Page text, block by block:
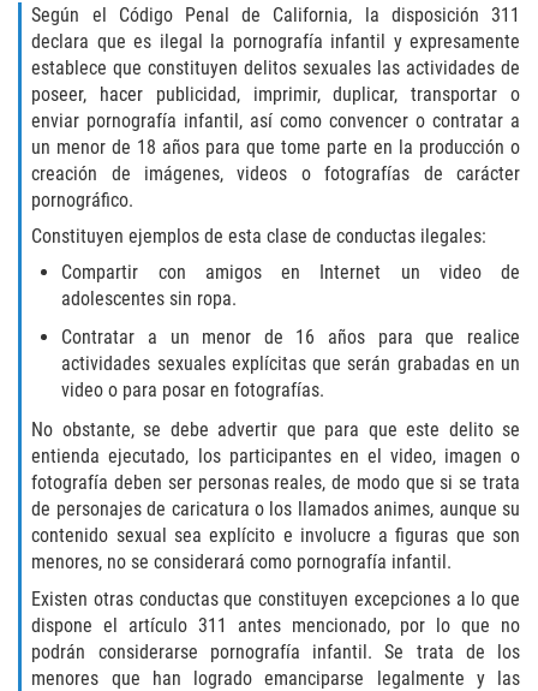
Desviación Informal Juvenil
La Ley de los Tres Delitos y Fuera
Delitos por los cuales un Menor
puede ser Juzgado como Adulto
Libertad Condicional para Menores
Petición Aceptada
Proyecto de Ley del Senado SB 439
Sello de Registros Juveniles
Tutela de los Tribunales
Tribunal de Delincuencia Juvenil
Delitos de Armas
Armas Prohibidas en California
Según el Código Penal de California, la disposición 311
declara que es ilegal la pornografía infantil y expresamente
establece que constituyen delitos sexuales las actividades de
poseer, hacer publicidad, imprimir, duplicar, transportar o
enviar pornografía infantil, así como convencer o contratar a
un menor de 18 años para que tome parte en la producción o
creación de imágenes, videos o fotografías de carácter
pornográfico.
Constituyen ejemplos de esta clase de conductas ilegales:
Compartir con amigos en Internet un video de
adolescentes sin ropa.
Contratar a un menor de 16 años para que realice
actividades sexuales explícitas que serán grabadas en un
video o para posar en fotografías.
No obstante, se debe advertir que para que este delito se
entienda ejecutado, los participantes en el video, imagen o
fotografía deben ser personas reales, de modo que si se trata
de personajes de caricatura o los llamados animes, aunque su
contenido sexual sea explícito e involucre a figuras que son
menores, no se considerará como pornografía infantil.
Existen otras conductas que constituyen excepciones a lo que
dispone el artículo 311 antes mencionado, por lo que no
podrán considerarse pornografía infantil. Se trata de los
menores que han logrado emanciparse legalmente y las